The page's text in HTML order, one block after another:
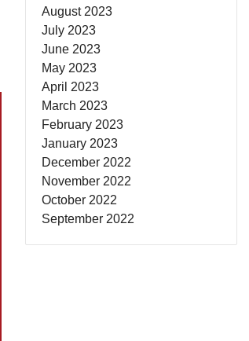
August 2023
July 2023
June 2023
May 2023
April 2023
March 2023
February 2023
January 2023
December 2022
November 2022
October 2022
September 2022